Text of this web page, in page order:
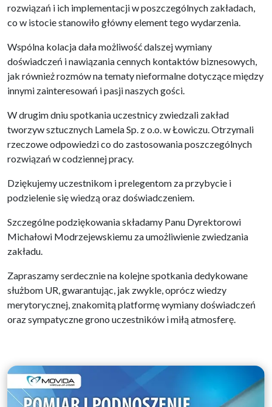
rozwiązań i ich implementacji w poszczególnych zakładach,
co w istocie stanowiło główny element tego wydarzenia.
Wspólna kolacja dała możliwość dalszej wymiany
doświadczeń i nawiązania cennych kontaktów biznesowych,
jak również rozmów na tematy nieformalne dotyczące między
innymi zainteresowań i pasji naszych gości.
W drugim dniu spotkania uczestnicy zwiedzali zakład
tworzyw sztucznych Lamela Sp. z o.o. w Łowiczu. Otrzymali
rzeczowe odpowiedzi co do zastosowania poszczególnych
rozwiązań w codziennej pracy.
Dziękujemy uczestnikom i prelegentom za przybycie i
podzielenie się wiedzą oraz doświadczeniem.
Szczególne podziękowania składamy Panu Dyrektorowi
Michałowi Modrzejewskiemu za umożliwienie zwiedzania
zakładu.
Zapraszamy serdecznie na kolejne spotkania dedykowane
służbom UR, gwarantując, jak zwykle, oprócz wiedzy
merytorycznej, znakomitą platformę wymiany doświadczeń
oraz sympatyczne grono uczestników i miłą atmosferę.